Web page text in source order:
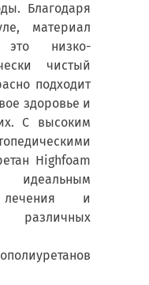
Благодаря
материал
низко-
чистый
подходит
здоровье и
С высоким
Highfoam
и